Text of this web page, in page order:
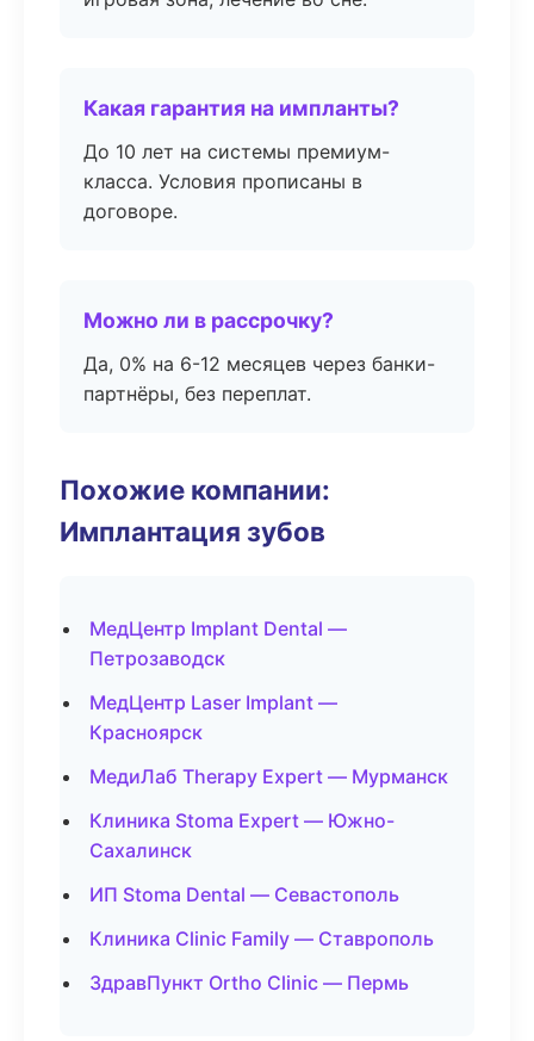
Какая гарантия на импланты?
До 10 лет на системы премиум-
класса. Условия прописаны в
договоре.
Можно ли в рассрочку?
Да, 0% на 6-12 месяцев через банки-
партнёры, без переплат.
Похожие компании:
Имплантация зубов
МедЦентр Implant Dental —
Петрозаводск
МедЦентр Laser Implant —
Красноярск
МедиЛаб Therapy Expert — Мурманск
Клиника Stoma Expert — Южно-
Сахалинск
ИП Stoma Dental — Севастополь
Клиника Clinic Family — Ставрополь
ЗдравПункт Ortho Clinic — Пермь